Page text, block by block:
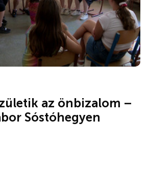
az önbizalom –
Sóstóhegyen